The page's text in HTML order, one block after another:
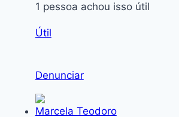
1 pessoa achou isso útil
Útil
Denunciar
Marcela Teodoro